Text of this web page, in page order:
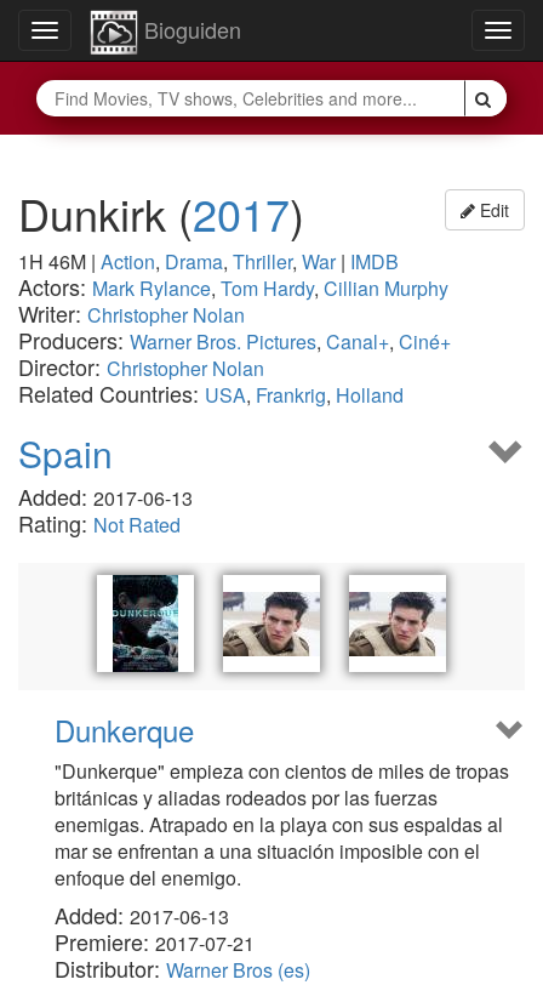
Toggle
navigation
Bioguiden
Edit
Dunkirk (2017)
1H 46M | Action, Drama, Thriller, War| IMDB
Actors: Mark Rylance, Tom Hardy, Cillian Murphy
Writer: Christopher Nolan
Producers: Warner Bros. Pictures, Canal+, Ciné+
Director: Christopher Nolan
Related Countries: USA, Frankrig, Holland
Spain
Added: 2017-06-13
Rating: Not Rated
Dunkerque
"Dunkerque" empieza con cientos de miles de tropas
británicas y aliadas rodeados por las fuerzas
enemigas. Atrapado en la playa con sus espaldas al
mar se enfrentan a una situación imposible con el
enfoque del enemigo.
Added: 2017-06-13
Premiere: 2017-07-21
Distributor: Warner Bros (es)